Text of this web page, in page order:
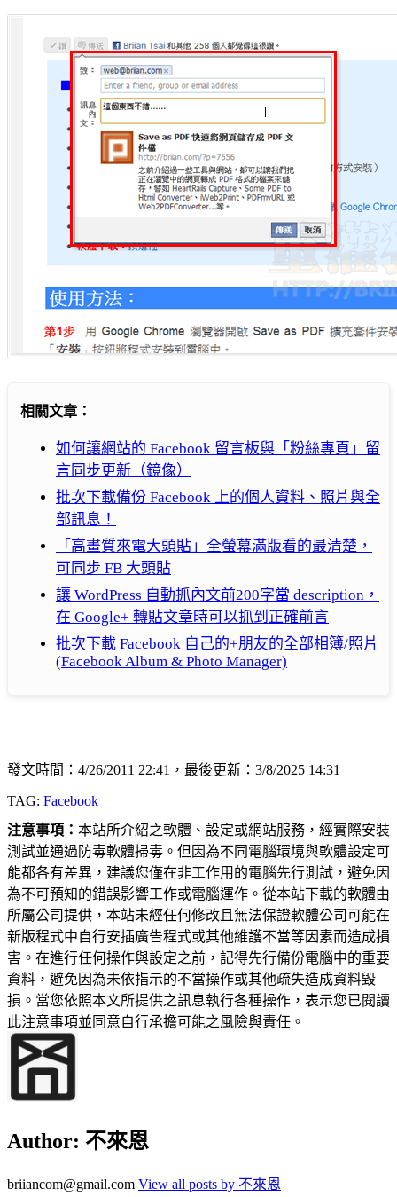
相關文章：
如何讓網站的 Facebook 留言板與「粉絲專頁」留
言同步更新（鏡像）
批次下載備份 Facebook 上的個人資料、照片與全
部訊息！
「高畫質來電大頭貼」全螢幕滿版看的最清楚，
可同步 FB 大頭貼
讓 WordPress 自動抓內文前200字當 description，
在 Google+ 轉貼文章時可以抓到正確前言
批次下載 Facebook 自己的+朋友的全部相簿/照片
(Facebook Album & Photo Manager)
發文時間：4/26/2011 22:41，最後更新：3/8/2025 14:31
TAG: Facebook
注意事項： 本站所介紹之軟體、設定或網站服務，經實際安裝
測試並通過防毒軟體掃毒。但因為不同電腦環境與軟體設定可
能都各有差異，建議您僅在非工作用的電腦先行測試，避免因
為不可預知的錯誤影響工作或電腦運作。從本站下載的軟體由
所屬公司提供，本站未經任何修改且無法保證軟體公司可能在
新版程式中自行安插廣告程式或其他維護不當等因素而造成損
害。在進行任何操作與設定之前，記得先行備份電腦中的重要
資料，避免因為未依指示的不當操作或其他疏失造成資料毀
損。當您依照本文所提供之訊息執行各種操作，表示您已閱讀
此注意事項並同意自行承擔可能之風險與責任。
Author: 不來恩
briiancom@gmail.com View all posts by 不來恩